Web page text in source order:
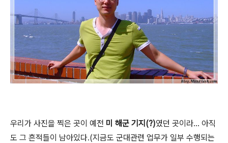
우리가 사진을 찍은 곳이 예전 미 해군 기지(?)였던 곳이라... 아직
도 그 흔적들이 남아있다.(지금도 군대관련 업무가 일부 수행되는